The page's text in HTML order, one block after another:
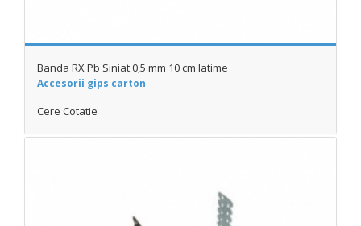
Banda RX Pb Siniat 0,5 mm 10 cm latime
Accesorii gips carton
Cere Cotatie